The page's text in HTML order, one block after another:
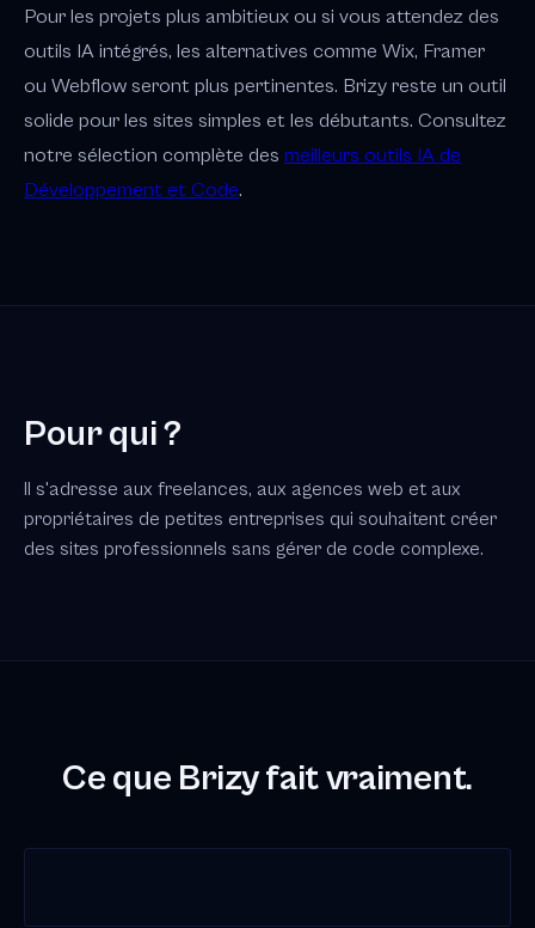
Pour les projets plus ambitieux ou si vous attendez des
outils IA intégrés, les alternatives comme Wix, Framer
ou Webflow seront plus pertinentes. Brizy reste un outil
solide pour les sites simples et les débutants. Consultez
notre sélection complète des meilleurs outils IA de
Développement et Code.
Pour qui ?
Il s'adresse aux freelances, aux agences web et aux
propriétaires de petites entreprises qui souhaitent créer
des sites professionnels sans gérer de code complexe.
Ce que Brizy fait vraiment.